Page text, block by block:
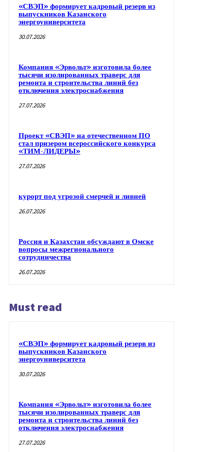
«СВЭП» формирует кадровый резерв из
выпускников Казанского
энергоуниверситета
30.07.2026
Компания «Эрвольт» изготовила более
тысячи изолированных траверс для
ремонта и строительства линий без
отключения электроснабжения
27.07.2026
Проект «СВЭП» на отечественном ПО
стал призером всероссийского конкурса
«ТИМ-ЛИДЕРЫ»
27.07.2026
курорт под угрозой смерчей и ливней
26.07.2026
Россия и Казахстан обсуждают в Омске
вопросы межрегионального
сотрудничества
26.07.2026
Must read
«СВЭП» формирует кадровый резерв из
выпускников Казанского
энергоуниверситета
30.07.2026
Компания «Эрвольт» изготовила более
тысячи изолированных траверс для
ремонта и строительства линий без
отключения электроснабжения
27.07.2026